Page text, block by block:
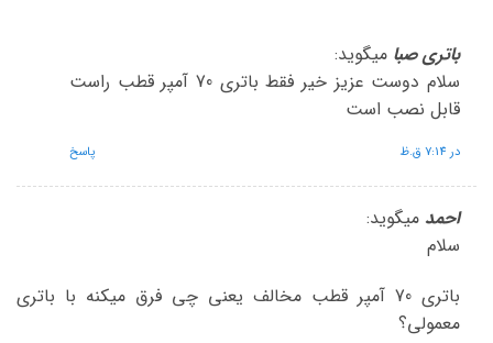
باتری صبا میگوید:
سلام دوست عزیز خیر فقط باتری 70 آمپر قطب راست
قابل نصب است
در 7:14 ق.ظ پاسخ
احمد میگوید:
سلام
باتری 70 آمپر قطب مخالف یعنی چی فرق میکنه با باتری
معمولی؟